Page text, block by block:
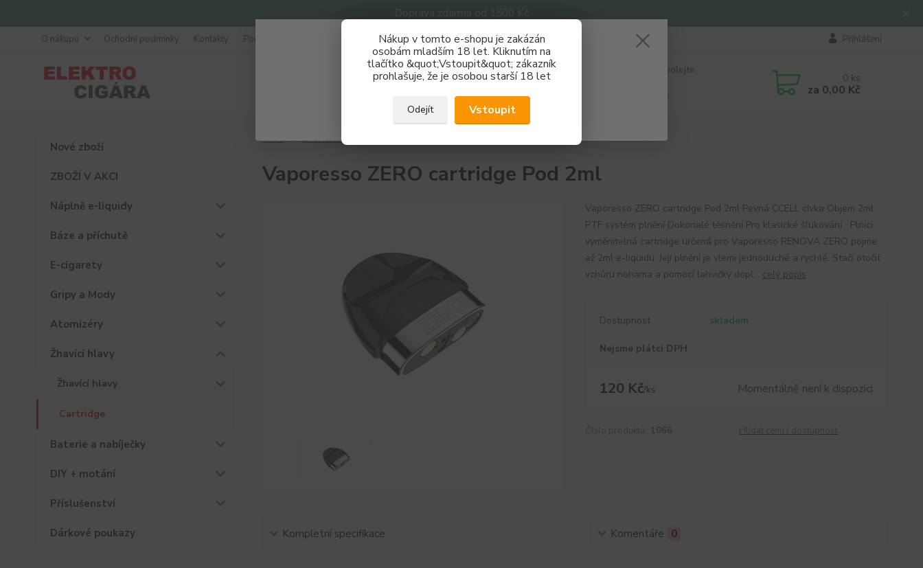
Doprava zdarma od 1500 Kč
Nákup v tomto e-shopu je zakázán
osobám mladším 18 let. Kliknutím na
tlačítko &quot;Vstoupit&quot; zákazník
prohlašuje, že je osobou starší 18 let
Odejít Vstoupit
O nákupu Ochodní podmínky Kontakty Poradna Přihlášení
Hledat
Nevíte si rady? Zavolejte.
0 ks
za 0,00 Kč
Nové zboží
ZBOŽÍ V AKCI
Náplně e-liquidy
Báze a příchutě
E-cigarety
Gripy a Mody
Atomizéry
Žhavící hlavy
Žhavící hlavy
Cartridge
Baterie a nabíječky
DIY + motání
Příslušenství
Dárkové poukazy
Úvod Žhavící hlavy
Vaporesso ZERO cartridge Pod 2ml
Vaporesso ZERO cartridge Pod 2ml Pevná CCELL cívka Objem 2ml
PTF systém plnění Dokonalé těsnění Pro klasické šlukování Plnící
vyměnitelná cartridge určená pro Vaporesso RENOVA ZERO pojme
až 2ml e-liquidu. Její plnění je vlemi jednoduché a rychlé. Stačí otočit
vzhůru nohama a pomocí lahvičky dopl... celý popis
Dostupnost skladem
Nejsme plátci DPH
120 Kč/ks Momentálně není k dispozici
Kompletní specifikace Komentáře 0
Získej slevu 3%
Zaregistruj se a nakupuj se slevou právě teď!
REGISTRAČNÍ FORMULÁŘ
Zavřít